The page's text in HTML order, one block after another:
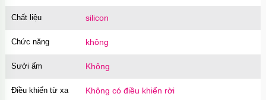
Chất liệu silicon
Chức năng không
Sưởi ấm Không
Điều khiển từ xa Không có điều khiển rời